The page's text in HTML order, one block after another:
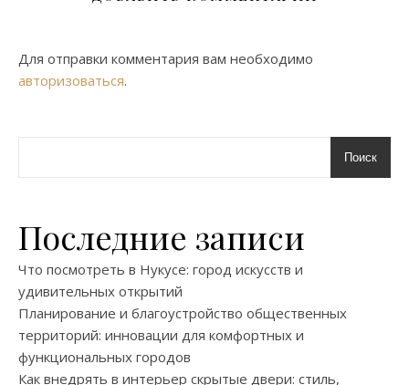
Для отправки комментария вам необходимо
авторизоваться.
Поиск
Последние записи
Что посмотреть в Нукусе: город искусств и
удивительных открытий
Планирование и благоустройство общественных
территорий: инновации для комфортных и
функциональных городов
Как внедрять в интерьер скрытые двери: стиль,